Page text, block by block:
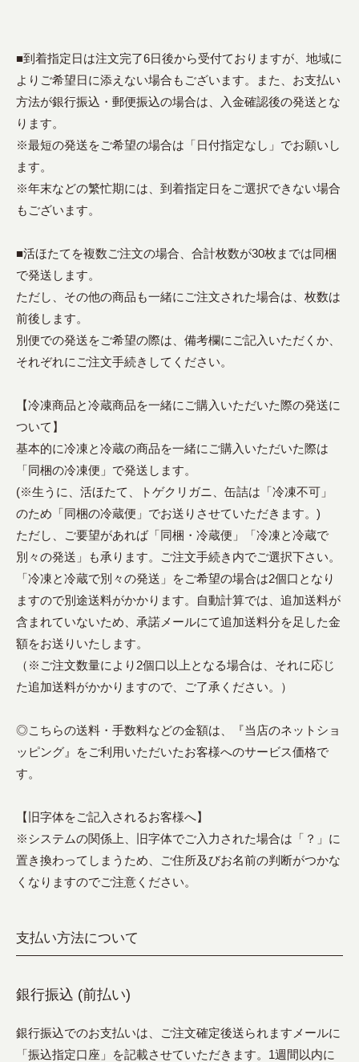
■到着指定日は注文完了6日後から受付ておりますが、地域に
よりご希望日に添えない場合もございます。また、お支払い
方法が銀行振込・郵便振込の場合は、入金確認後の発送とな
ります。
※最短の発送をご希望の場合は「日付指定なし」でお願いし
ます。
※年末などの繁忙期には、到着指定日をご選択できない場合
もございます。
■活ほたてを複数ご注文の場合、合計枚数が30枚までは同梱
で発送します。
ただし、その他の商品も一緒にご注文された場合は、枚数は
前後します。
別便での発送をご希望の際は、備考欄にご記入いただくか、
それぞれにご注文手続きしてください。
【冷凍商品と冷蔵商品を一緒にご購入いただいた際の発送に
ついて】
基本的に冷凍と冷蔵の商品を一緒にご購入いただいた際は
「同梱の冷凍便」で発送します。
(※生うに、活ほたて、トゲクリガニ、缶詰は「冷凍不可」
のため「同梱の冷蔵便」でお送りさせていただきます。)
ただし、ご要望があれば「同梱・冷蔵便」「冷凍と冷蔵で
別々の発送」も承ります。ご注文手続き内でご選択下さい。
「冷凍と冷蔵で別々の発送」をご希望の場合は2個口となり
ますので別途送料がかかります。自動計算では、追加送料が
含まれていないため、承諾メールにて追加送料分を足した金
額をお送りいたします。
（※ご注文数量により2個口以上となる場合は、それに応じ
た追加送料がかかりますので、ご了承ください。）
◎こちらの送料・手数料などの金額は、『当店のネットショ
ッピング』をご利用いただいたお客様へのサービス価格で
す。
【旧字体をご記入されるお客様へ】
※システムの関係上、旧字体でご入力された場合は「？」に
置き換わってしまうため、ご住所及びお名前の判断がつかな
くなりますのでご注意ください。
支払い方法について
銀行振込 (前払い)
銀行振込でのお支払いは、ご注文確定後送られますメールに
「振込指定口座」を記載させていただきます。1週間以内に